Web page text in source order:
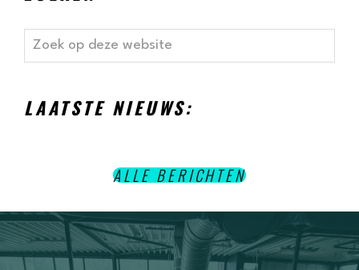
Zoek
op
website
LAATSTE NIEUWS:
ALLE BERICHTEN